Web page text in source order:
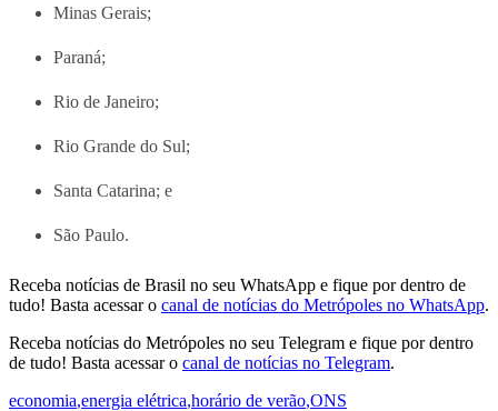
Minas Gerais;
Paraná;
Rio de Janeiro;
Rio Grande do Sul;
Santa Catarina; e
São Paulo.
Receba notícias de Brasil no seu WhatsApp e fique por dentro de
tudo! Basta acessar o canal de notícias do Metrópoles no WhatsApp.
Receba notícias do Metrópoles no seu Telegram e fique por dentro
de tudo! Basta acessar o canal de notícias no Telegram.
economia,energia elétrica,horário de verão,ONS